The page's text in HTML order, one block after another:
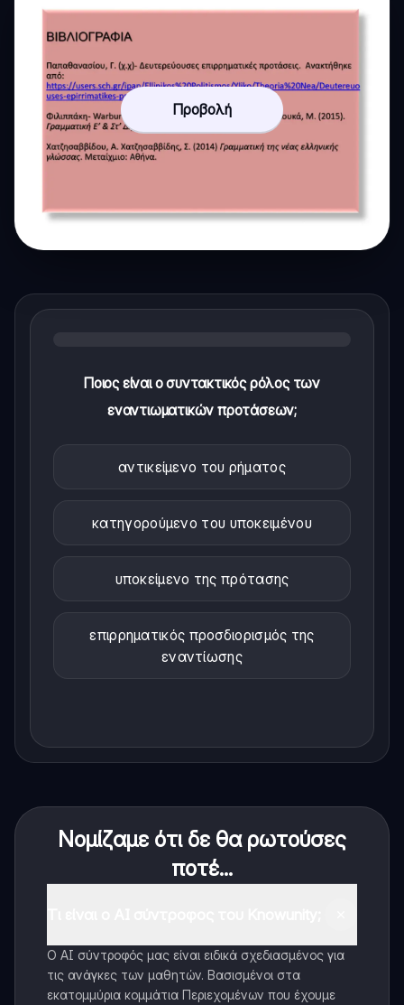
Προβολή
Ποιος είναι ο συντακτικός ρόλος των
εναντιωματικών προτάσεων;
αντικείμενο του ρήματος
κατηγορούμενο του υποκειμένου
υποκείμενο της πρότασης
επιρρηματικός προσδιορισμός της
εναντίωσης
Νομίζαμε ότι δε θα ρωτούσες
ποτέ...
Ο AI σύντροφός μας είναι ειδικά σχεδιασμένος για
τις ανάγκες των μαθητών. Βασισμένοι στα
εκατομμύρια κομμάτια Περιεχομένων που έχουμε